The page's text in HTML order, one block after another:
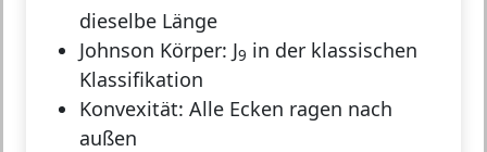
dieselbe Länge
Johnson Körper: J9 in der klassischen
Klassifikation
Konvexität: Alle Ecken ragen nach
außen